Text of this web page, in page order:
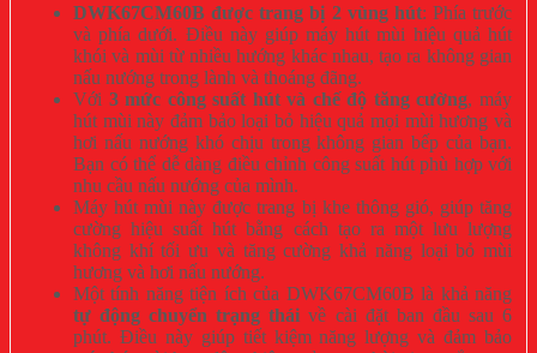
DWK67CM60B được trang bị 2 vùng hút: Phía trước
và phía dưới. Điều này giúp máy hút mùi hiệu quả hút
khói và mùi từ nhiều hướng khác nhau, tạo ra không gian
nấu nướng trong lành và thoáng đãng.
Với 3 mức công suất hút và chế độ tăng cường, máy
hút mùi này đảm bảo loại bỏ hiệu quả mọi mùi hương và
hơi nấu nướng khó chịu trong không gian bếp của bạn.
Bạn có thể dễ dàng điều chỉnh công suất hút phù hợp với
nhu cầu nấu nướng của mình.
Máy hút mùi này được trang bị khe thông gió, giúp tăng
cường hiệu suất hút bằng cách tạo ra một lưu lượng
không khí tối ưu và tăng cường khả năng loại bỏ mùi
hương và hơi nấu nướng.
Một tính năng tiện ích của DWK67CM60B là khả năng
tự động chuyển trạng thái về cài đặt ban đầu sau 6
phút. Điều này giúp tiết kiệm năng lượng và đảm bảo